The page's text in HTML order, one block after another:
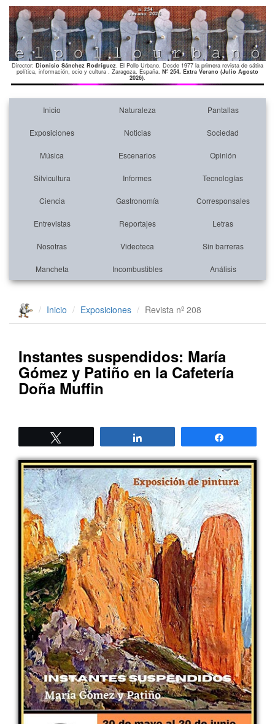
Director: Dionisio Sánchez Rodríguez. El Pollo Urbano. Desde 1977 la primera revista de sátira
política, información, ocio y cultura . Zaragoza. España. Nº 254. Extra Verano (Julio Agosto
2026).
Inicio Naturaleza Pantallas
Exposiciones Noticias Sociedad
Música Escenarios Opinión
Silvicultura Informes Tecnologías
Ciencia Gastronomía Corresponsales
Entrevistas Reportajes Letras
Nosotras Videoteca Sin barreras
Mancheta Incombustibles Análisis
Inicio Exposiciones Revista nº 208
Instantes suspendidos: María
Gómez y Patiño en la Cafetería
Doña Muffin